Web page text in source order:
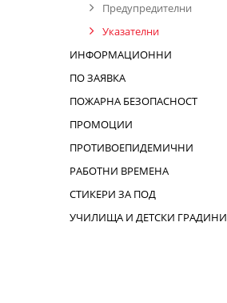
Предупредителни
Указателни
ИНФОРМАЦИОННИ
ПО ЗАЯВКА
ПОЖАРНА БЕЗОПАСНОСТ
ПРОМОЦИИ
ПРОТИВОЕПИДЕМИЧНИ
РАБОТНИ ВРЕМЕНА
СТИКЕРИ ЗА ПОД
УЧИЛИЩА И ДЕТСКИ ГРАДИНИ